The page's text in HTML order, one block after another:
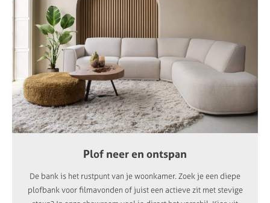
Plof neer en ontspan
De bank is het rustpunt van je woonkamer. Zoek je een diepe
plofbank voor filmavonden of juist een actieve zit met stevige